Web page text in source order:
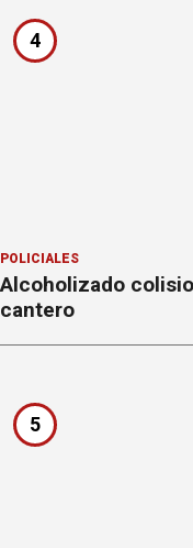
4
POLICIALES
Alcoholizado
cantero
5